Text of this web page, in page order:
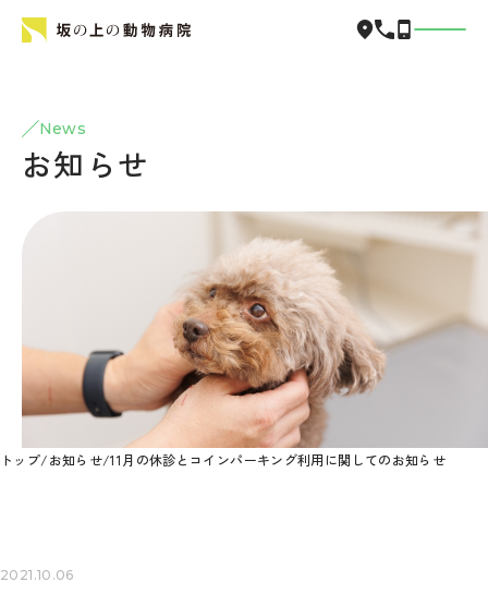
News
お知らせ
トップ/お知らせ/11月の休診とコインパーキング利用に関してのお知らせ
2021.10.06